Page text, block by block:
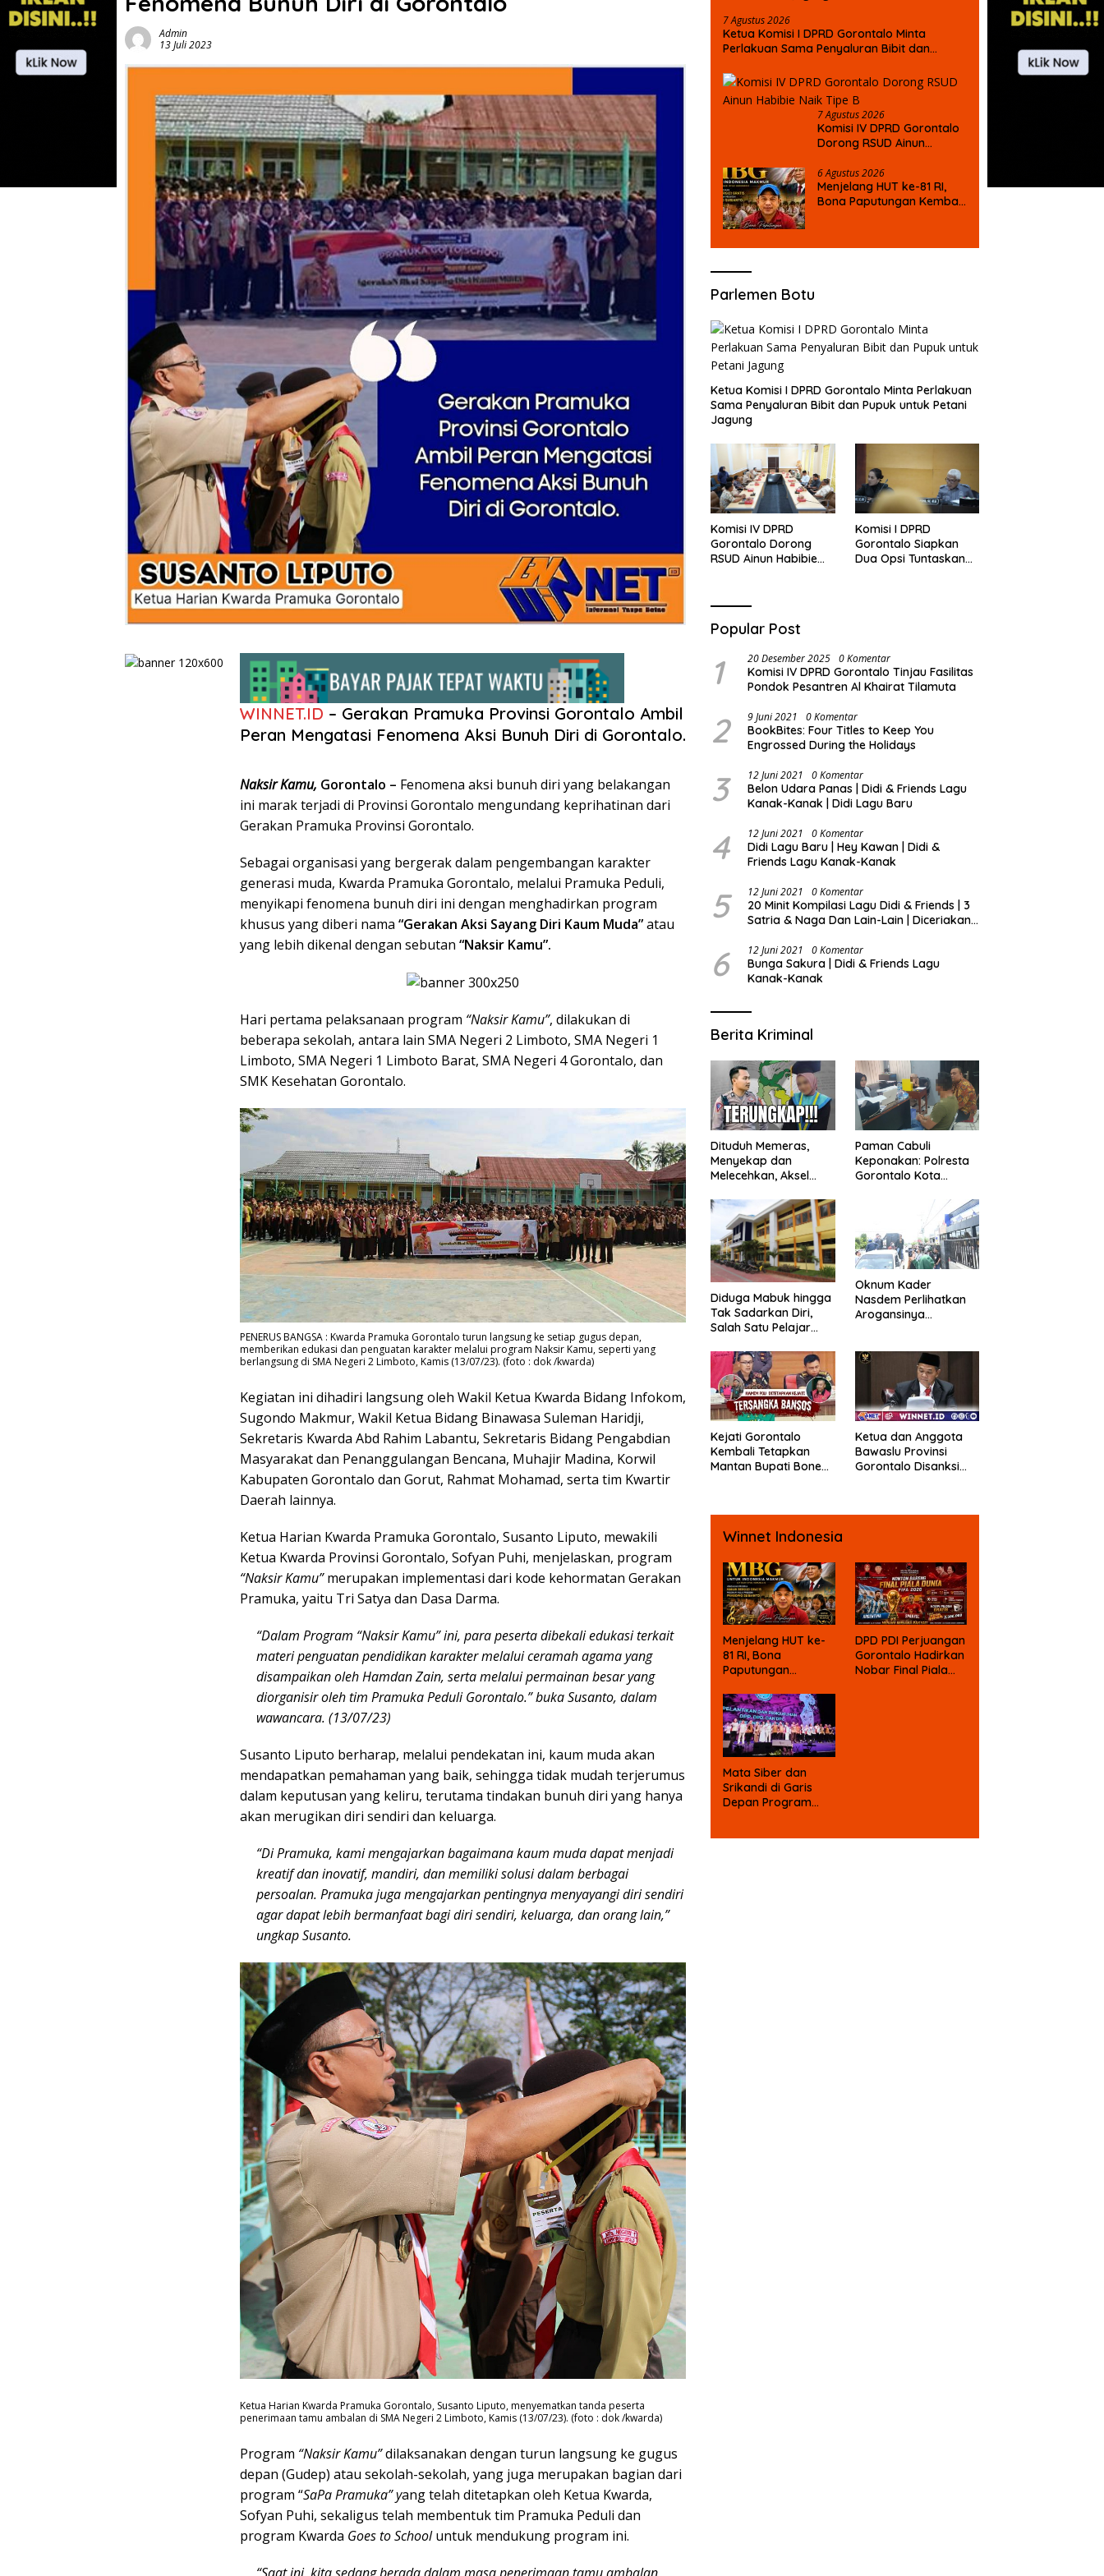
Admin
13 Juli 2023
WINNET.ID – Gerakan Pramuka Provinsi Gorontalo Ambil
Peran Mengatasi Fenomena Aksi Bunuh Diri di Gorontalo.
Naksir Kamu, Gorontalo – Fenomena aksi bunuh diri yang belakangan
ini marak terjadi di Provinsi Gorontalo mengundang keprihatinan dari
Gerakan Pramuka Provinsi Gorontalo.
Sebagai organisasi yang bergerak dalam pengembangan karakter
generasi muda, Kwarda Pramuka Gorontalo, melalui Pramuka Peduli,
menyikapi fenomena bunuh diri ini dengan menghadirkan program
khusus yang diberi nama “Gerakan Aksi Sayang Diri Kaum Muda”atau
yang lebih dikenal dengan sebutan “Naksir Kamu”.
Hari pertama pelaksanaan program “Naksir Kamu”, dilakukan di
beberapa sekolah, antara lain SMA Negeri 2 Limboto, SMA Negeri 1
Limboto, SMA Negeri 1 Limboto Barat, SMA Negeri 4 Gorontalo, dan
SMK Kesehatan Gorontalo.
PENERUS BANGSA : Kwarda Pramuka Gorontalo turun langsung ke setiap gugus depan,
memberikan edukasi dan penguatan karakter melalui program Naksir Kamu, seperti yang
berlangsung di SMA Negeri 2 Limboto, Kamis (13/07/23). (foto : dok /kwarda)
Kegiatan ini dihadiri langsung oleh Wakil Ketua Kwarda Bidang Infokom,
Sugondo Makmur, Wakil Ketua Bidang Binawasa Suleman Haridji,
Sekretaris Kwarda Abd Rahim Labantu, Sekretaris Bidang Pengabdian
Masyarakat dan Penanggulangan Bencana, Muhajir Madina, Korwil
Kabupaten Gorontalo dan Gorut, Rahmat Mohamad, serta tim Kwartir
Daerah lainnya.
Ketua Harian Kwarda Pramuka Gorontalo, Susanto Liputo, mewakili
Ketua Kwarda Provinsi Gorontalo, Sofyan Puhi, menjelaskan, program
“Naksir Kamu”merupakan implementasi dari kode kehormatan Gerakan
Pramuka, yaitu Tri Satya dan Dasa Darma.
“Dalam Program “Naksir Kamu”ini, para peserta dibekali edukasi terkait
materi penguatan pendidikan karakter melalui ceramah agama yang
disampaikan oleh Hamdan Zain, serta melalui permainan besar yang
diorganisir oleh tim Pramuka Peduli Gorontalo.” buka Susanto, dalam
wawancara. (13/07/23)
Susanto Liputo berharap, melalui pendekatan ini, kaum muda akan
mendapatkan pemahaman yang baik, sehingga tidak mudah terjerumus
dalam keputusan yang keliru, terutama tindakan bunuh diri yang hanya
akan merugikan diri sendiri dan keluarga.
“Di Pramuka, kami mengajarkan bagaimana kaum muda dapat menjadi
kreatif dan inovatif, mandiri, dan memiliki solusi dalam berbagai
persoalan. Pramuka juga mengajarkan pentingnya menyayangi diri sendiri
agar dapat lebih bermanfaat bagi diri sendiri, keluarga, dan orang lain,”
ungkap Susanto.
Ketua Harian Kwarda Pramuka Gorontalo, Susanto Liputo, menyematkan tanda peserta
penerimaan tamu ambalan di SMA Negeri 2 Limboto, Kamis (13/07/23). (foto : dok /kwarda)
Program “Naksir Kamu”dilaksanakan dengan turun langsung ke gugus
depan (Gudep) atau sekolah-sekolah, yang juga merupakan bagian dari
program “SaPa Pramuka” yang telah ditetapkan oleh Ketua Kwarda,
Sofyan Puhi, sekaligus telah membentuk tim Pramuka Peduli dan
program Kwarda Goes to Schooluntuk mendukung program ini.
7 Agustus 2026
Ketua Komisi I DPRD Gorontalo Minta
Perlakuan Sama Penyaluran Bibit dan
7 Agustus 2026
Komisi IV DPRD Gorontalo
Dorong RSUD Ainun
6 Agustus 2026
Menjelang HUT ke-81 RI,
Bona Paputungan Kembali
Parlemen Botu
Ketua Komisi I DPRD Gorontalo Minta Perlakuan
Sama Penyaluran Bibit dan Pupuk untuk Petani
Jagung
Komisi IV DPRD
Gorontalo Dorong
RSUD Ainun Habibie
Komisi I DPRD
Gorontalo Siapkan
Dua Opsi Tuntaskan
Popular Post
1 20 Desember 2025 0 Komentar
Komisi IV DPRD Gorontalo Tinjau Fasilitas
Pondok Pesantren Al Khairat Tilamuta
2 9 Juni 2021 0 Komentar
BookBites: Four Titles to Keep You
Engrossed During the Holidays
3 12 Juni 2021 0 Komentar
Belon Udara Panas | Didi & Friends Lagu
Kanak-Kanak | Didi Lagu Baru
4 12 Juni 2021 0 Komentar
Didi Lagu Baru | Hey Kawan | Didi &
Friends Lagu Kanak-Kanak
5 12 Juni 2021 0 Komentar
20 Minit Kompilasi Lagu Didi & Friends | 3
Satria & Naga Dan Lain-Lain | Diceriakan
6 12 Juni 2021 0 Komentar
Bunga Sakura | Didi & Friends Lagu
Kanak-Kanak
Berita Kriminal
Dituduh Memeras,
Menyekap dan
Melecehkan, Aksel
Ungkap Fakta
Mengejutkan!
Paman Cabuli
Keponakan: Polresta
Gorontalo Kota
Kejahatan Seksual
Diduga Mabuk hingga
Tak Sadarkan Diri,
Salah Satu Pelajar
hingga Diberikan
Benturan Fisik oleh
Beberapa Temannya
Oknum Kader
Nasdem Perlihatkan
Arogansinya
Pelecehan Profesi
Kejati Gorontalo
Kembali Tetapkan
Mantan Bupati Bone
Ketua dan Anggota
Bawaslu Provinsi
Gorontalo Disanksi
Winnet Indonesia
Menjelang HUT ke-
81 RI, Bona
Paputungan
Lagu MBG untuk
Masa Depan Anak
Bangsa
DPD PDI Perjuangan
Gorontalo Hadirkan
Nobar Final Piala
Mata Siber dan
Srikandi di Garis
Depan Program